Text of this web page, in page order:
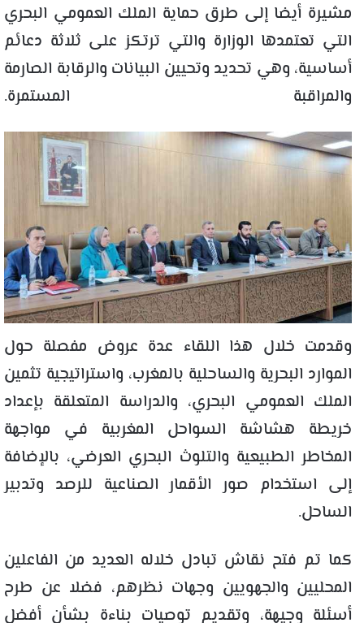
مشيرة أيضا إلى طرق حماية الملك العمومي البحري
التي تعتمدها الوزارة والتي ترتكز على ثلاثة دعائم
أساسية، وهي تحديد وتحيين البيانات والرقابة الصارمة
والمراقبة المستمرة.
وقدمت خلال هذا اللقاء عدة عروض مفصلة حول
الموارد البحرية والساحلية بالمغرب، واستراتيجية تثمين
الملك العمومي البحري، والدراسة المتعلقة بإعداد
خريطة هشاشة السواحل المغربية في مواجهة
المخاطر الطبيعية والتلوث البحري العرضي، بالإضافة
إلى استخدام صور الأقمار الصناعية للرصد وتدبير
الساحل.
كما تم فتح نقاش تبادل خلاله العديد من الفاعلين
المحليين والجهويين وجهات نظرهم، فضلا عن طرح
أسئلة وجيهة، وتقديم توصيات بناءة بشأن أفضل